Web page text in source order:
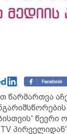
წარმართვა